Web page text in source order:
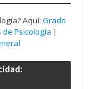
Aquí: Grado
Psicología |